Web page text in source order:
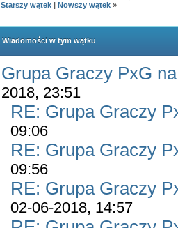
Starszy wątek | Nowszy wątek »
Wiadomości w tym wątku
Grupa Graczy PxG
2018, 23:51
RE: Grupa Graczy
09:06
RE: Grupa Graczy
09:56
RE: Grupa Graczy
02-06-2018, 14:57